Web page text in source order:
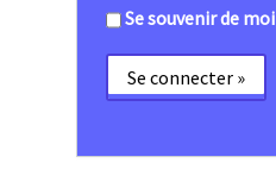
Se souvenir de moi